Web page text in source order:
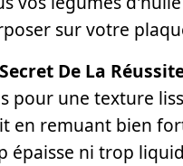
sur votre
De La
pour une texture
en remuant bien
épaisse ni trop